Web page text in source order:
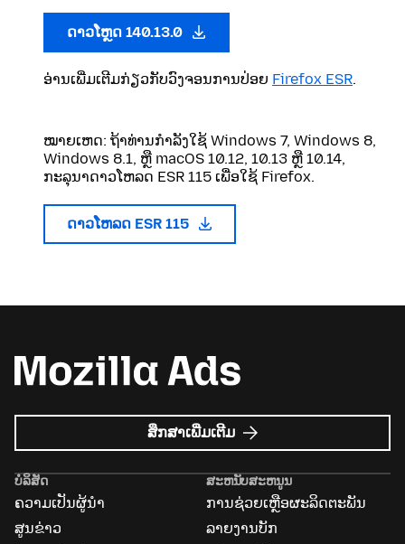
ດາວໂຫຼດ 140.13.0
ອ່ານເພີ່ມເຕີມກ່ຽວກັບວົງຈອນການປ່ອຍ Firefox ESR.
ໝາຍເຫດ: ຖ້າທ່ານກໍາລັງໃຊ້ Windows 7, Windows 8,
Windows 8.1, ຫຼື macOS 10.12, 10.13 ຫຼື 10.14,
ກະລຸນາດາວໂຫລດ ESR 115 ເພື່ອໃຊ້ Firefox.
ດາວໂຫລດ ESR 115
ສຶກສາເພີ່ມເຕີມ ກ່ຽວກັບ
Mozilla
ບໍລິສັດ
ຄວາມເປັນຜູ້ນຳ
ສູນຂ່າວ
ສະຫນັບສະຫນູນ
ການຊ່ວຍເຫຼືອຜະລິດຕະພັນ
ລາຍງານບັກ